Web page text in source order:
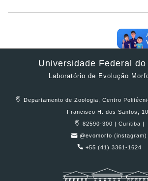
Universidade Federal do
Laboratório de Evolução
Departamento de Zoologia, Centro
Francisco H. dos Santos,
82590-300 | Curitiba |
@evomorfo (instagram)
+55 (41) 3361-1624